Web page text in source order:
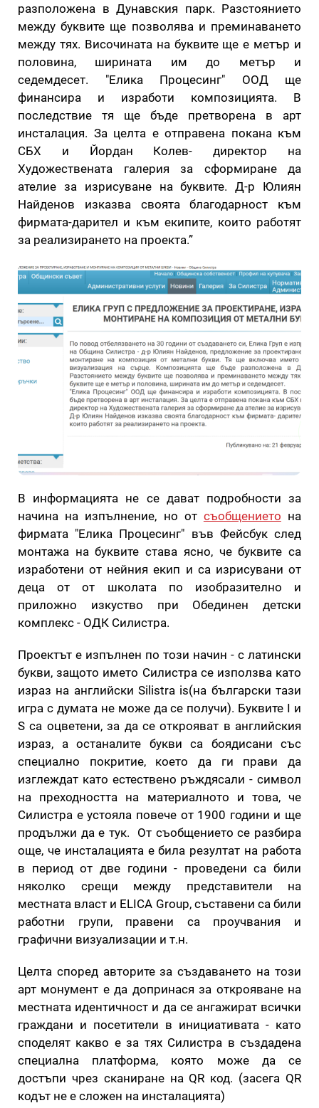
разположена в Дунавския парк. Разстоянието
между буквите ще позволява и преминаването
между тях. Височината на буквите ще е метър и
половина, ширината им до метър и
седемдесет. "Елика Процесинг" ООД ще
финансира и изработи композицията. В
последствие тя ще бъде претворена в арт
инсталация. За целта е отправена покана към
СБХ и Йордан Колев- директор на
Художествената галерия за сформиране да
ателие за изрисуване на буквите. Д-р Юлиян
Найденов изказва своята благодарност към
фирмата-дарител и към екипите, които работят
за реализирането на проекта.”
В информацията не се дават подробности за
начина на изпълнение, но от съобщението на
фирмата "Елика Процесинг" във Фейсбук след
монтажа на буквите става ясно, че буквите са
изработени от нейния екип и са изрисувани от
деца от от школата по изобразително и
приложно изкуство при Обединен детски
комплекс - ОДК Силистра.
Проектът е изпълнен по този начин - с латински
букви, защото името Силистра се използва като
израз на английски Silistra is(на български тази
игра с думата не може да се получи). Буквите I и
S са оцветени, за да се открояват в английския
израз, а останалите букви са боядисани със
специално покритие, което да ги прави да
изглеждат като естествено ръждясали - символ
на преходността на материалното и това, че
Силистра е устояла повече от 1900 години и ще
продължи да е тук. От съобщението се разбира
още, че инсталацията е била резултат на работа
в период от две години - проведени са били
няколко срещи между представители на
местната власт и ELICA Group, съставени са били
работни групи, правени са проучвания и
графични визуализации и т.н.
Целта според авторите за създаването на този
арт монумент е да допринася за открояване на
местната идентичност и да се ангажират всички
граждани и посетители в инициативата - като
споделят какво е за тях Силистра в създадена
специална платформа, която може да се
достъпи чрез сканиране на QR код. (засега QR
кодът не e сложен на инсталацията)